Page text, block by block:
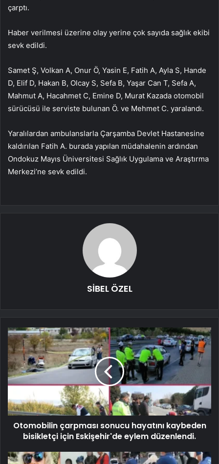
çarptı.
Haber verilmesi üzerine olay yerine çok sayıda sağlık ekibi
sevk edildi.
Samet Ş, Volkan A, Onur Ö, Yasin E, Fatih A, Ayla S, Hande
D, Elif D, Hakan B, Olcay S, Sefa B, Yaşar Can T, Sefa A,
Mahmut A, Hacahmet C, Emine D, Murat Kazada otomobil
sürücüsü ile serviste bulunan Ö. ve Mehmet C. yaralandı.
Yaralılardan ambulanslarla Çarşamba Devlet Hastanesine
kaldırılan Fatih A. burada yapılan müdahalenin ardından
Ondokuz Mayıs Üniversitesi Sağlık Uygulama ve Araştırma
Merkezi’ne sevk edildi.
SİBEL ÖZEL
Otomobilin çarpması sonucu hayatını kaybeden
bisikletçi için Eskişehir'de eylem düzenlendi.